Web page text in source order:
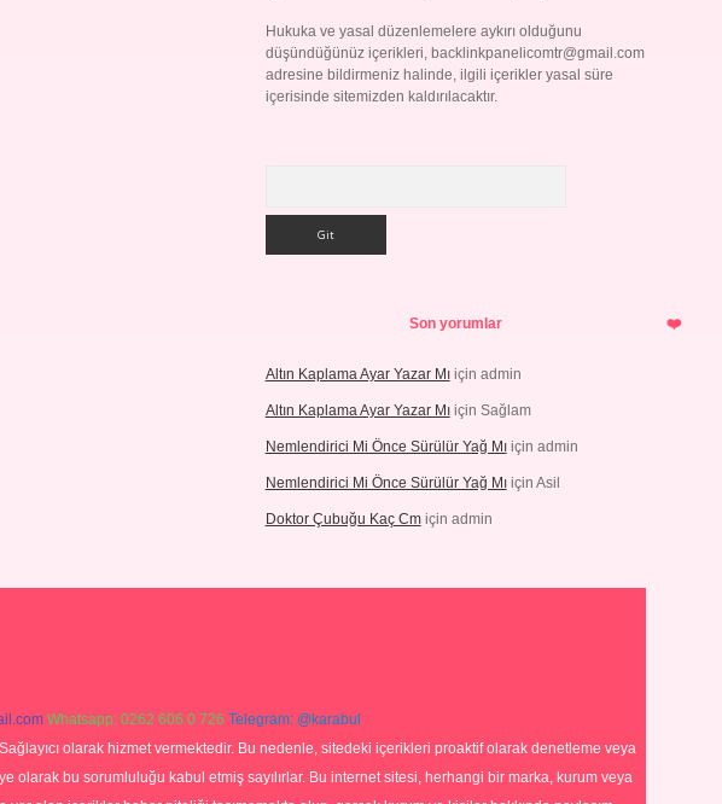
Hukuka ve yasal düzenlemelere aykırı olduğunu
düşündüğünüz içerikleri, backlinkpanelicomtr@gmail.com
adresine bildirmeniz halinde, ilgili içerikler yasal süre
içerisinde sitemizden kaldırılacaktır.
Son yorumlar
Altın Kaplama Ayar Yazar Mıiçin admin
Altın Kaplama Ayar Yazar Mıiçin Sağlam
Nemlendirici Mi Önce Sürülür Yağ Mıiçin admin
Nemlendirici Mi Önce Sürülür Yağ Mıiçin Asil
Doktor Çubuğu Kaç Cmiçin admin
Whatsapp: 0262 606 0 726 Telegram: @karabul
olarak hizmet vermektedir. Bu nedenle, sitedeki içerikleri proaktif olarak denetleme veya
olarak bu sorumluluğu kabul etmiş sayılırlar. Bu internet sitesi, herhangi bir marka, kurum veya